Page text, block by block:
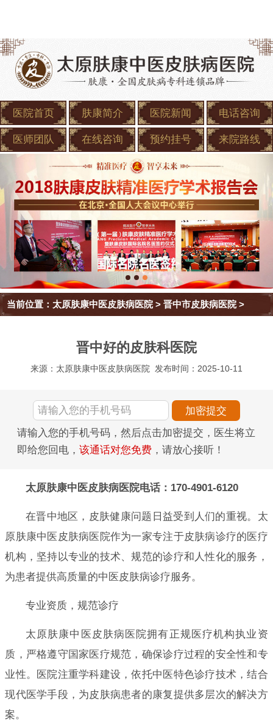
医院首页 肤康简介 医院新闻 电话咨询
医师团队 在线咨询 预约挂号 来院路线
当前位置： 太原肤康中医皮肤病医院>晋中市皮肤病医院>
晋中好的皮肤科医院
来源：太原肤康中医皮肤病医院 发布时间：2025-10-11
请输入您的手机号码，然后点击加密提交，医生将立
即给您回电， 该通话对您免费 ，请放心接听！
太原肤康中医皮肤病医院电话：170-4901-6120
在晋中地区，皮肤健康问题日益受到人们的重视。太
原肤康中医皮肤病医院作为一家专注于皮肤病诊疗的医疗
机构，坚持以专业的技术、规范的诊疗和人性化的服务，
为患者提供高质量的中医皮肤病诊疗服务。
专业资质，规范诊疗
太原肤康中医皮肤病医院拥有正规医疗机构执业资
质，严格遵守国家医疗规范，确保诊疗过程的安全性和专
业性。医院注重学科建设，依托中医特色诊疗技术，结合
现代医学手段，为皮肤病患者的康复提供多层次的解决方
案。